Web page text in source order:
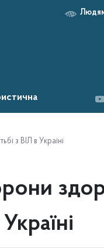
з ВІЛ в Україні